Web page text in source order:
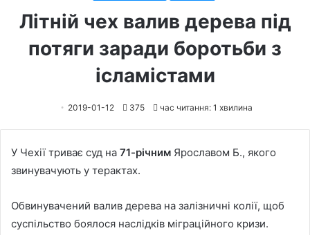
Літній чех валив дерева під
потяги заради боротьби з
ісламістами
2019-01-12 375 час читання: 1 хвилина
У Чехії триває суд на 71-річним Ярославом Б., якого
звинувачують у терактах.
Обвинувачений валив дерева на залізничні колії, щоб
суспільство боялося наслідків міграційного кризи.